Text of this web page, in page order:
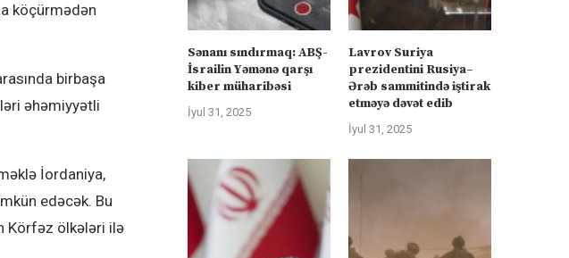
köçürmədən
birbaşa
əhəmiyyətli
İordaniya,
edəcək. Bu
Körfəz ölkələri ilə
Sənanı sındırmaq: ABŞ-
İsrailin Yəmənə qarşı
kiber müharibəsi
İyul 31, 2025
Lavrov Suriya
prezidentini Rusiya–
Ərəb sammitində iştirak
etməyə dəvət edib
İyul 31, 2025